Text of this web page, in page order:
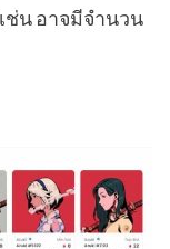
ช่น อาจมีจำนวน